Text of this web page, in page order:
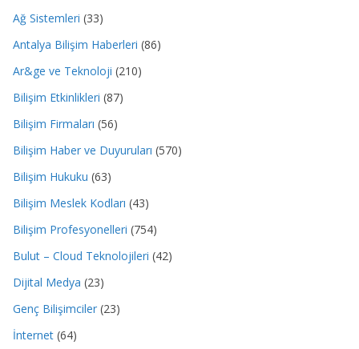
Ağ Sistemleri (33)
Antalya Bilişim Haberleri (86)
Ar&ge ve Teknoloji (210)
Bilişim Etkinlikleri (87)
Bilişim Firmaları (56)
Bilişim Haber ve Duyuruları (570)
Bilişim Hukuku (63)
Bilişim Meslek Kodları (43)
Bilişim Profesyonelleri (754)
Bulut – Cloud Teknolojileri (42)
Dijital Medya (23)
Genç Bilişimciler (23)
İnternet (64)